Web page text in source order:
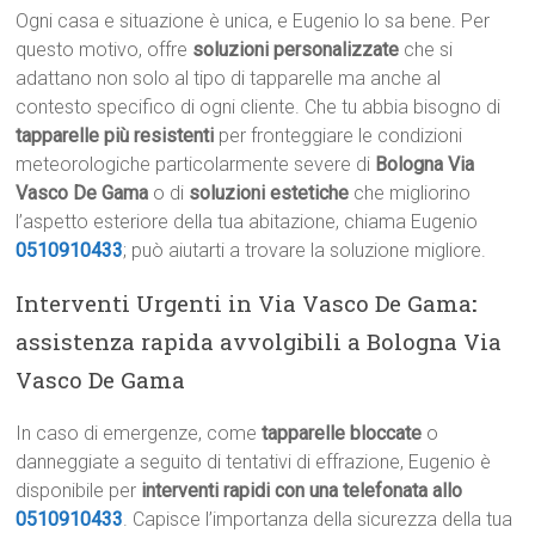
Ogni casa e situazione è unica, e Eugenio lo sa bene. Per
questo motivo, offre soluzioni personalizzate che si
adattano non solo al tipo di tapparelle ma anche al
contesto specifico di ogni cliente. Che tu abbia bisogno di
tapparelle più resistenti per fronteggiare le condizioni
meteorologiche particolarmente severe di Bologna Via
Vasco De Gama o di soluzioni estetiche che migliorino
l’aspetto esteriore della tua abitazione, chiama Eugenio
0510910433; può aiutarti a trovare la soluzione migliore.
Interventi Urgenti in Via Vasco De Gama:
assistenza rapida avvolgibili a Bologna Via
Vasco De Gama
In caso di emergenze, cometapparelle bloccate o
danneggiate a seguito di tentativi di effrazione, Eugenio è
disponibile per interventi rapidi con una telefonata allo
0510910433. Capisce l’importanza della sicurezza della tua